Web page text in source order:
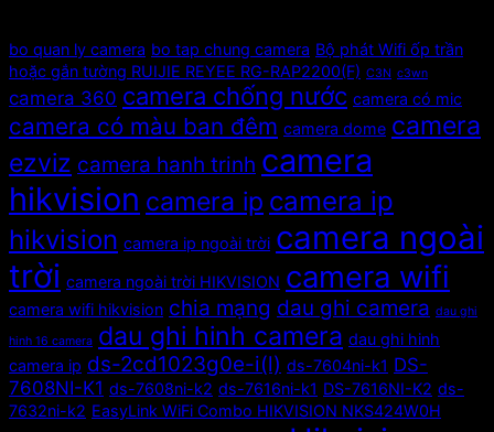
bo quan ly camera bo tap chung camera Bộ phát Wifi ốp trần
hoặc gắn tường RUIJIE REYEE RG-RAP2200(F) C3N c3wn
camera 360 camera chống nước camera có mic
camera có màu ban đêm camera dome camera
ezviz camera hanh trinh camera
hikvision camera ip camera ip
hikvision camera ip ngoài trời camera ngoài
trời camera ngoài trời HIKVISION camera wifi
camera wifi hikvision chia mạng dau ghi camera dau ghi
hinh 16 camera dau ghi hinh camera dau ghi hinh
camera ip ds-2cd1023g0e-i(l) ds-7604ni-k1 DS-
7608NI-K1 ds-7608ni-k2 ds-7616ni-k1 DS-7616NI-K2 ds-
7632ni-k2 EasyLink WiFi Combo HIKVISION NKS424W0H